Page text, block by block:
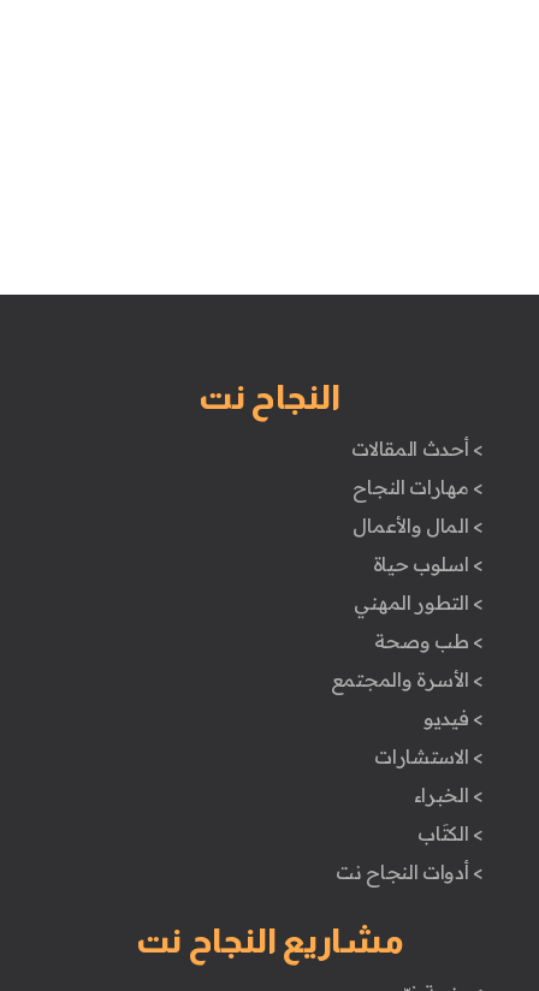
النجاح نت
> أحدث المقالات
> مهارات النجاح
> المال والأعمال
> اسلوب حياة
> التطور المهني
> طب وصحة
> الأسرة والمجتمع
> فيديو
> الاستشارات
> الخبراء
> الكتَاب
> أدوات النجاح نت
مشاريع النجاح نت